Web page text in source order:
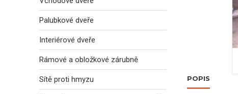
Palubkové dveře
Interiérové dveře
Rámové a obložkové zárubně
Sítě proti hmyzu POPIS